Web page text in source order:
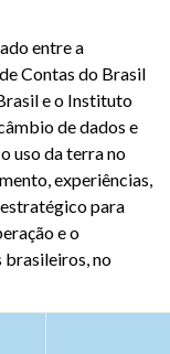
entre a
Contas do Brasil
e o Instituto
de dados e
uso da terra no
experiências,
para
e o
brasileiros, no